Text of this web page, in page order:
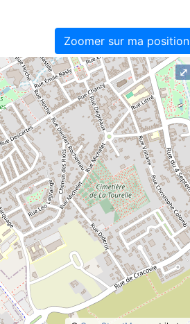
Zoomer sur ma position
⤢